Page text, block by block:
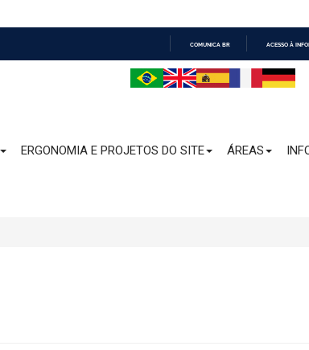
COMUNICA BR ACESSO À
ERGONOMIA E PROJETOS DO SITE ÁREAS